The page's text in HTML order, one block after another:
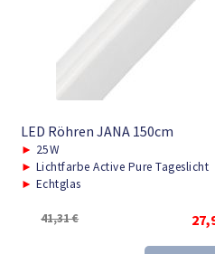
LED Röhren JANA 150cm
► 25W
► Lichtfarbe Active Pure Tageslicht
► Echtglas
41,31€
Preis